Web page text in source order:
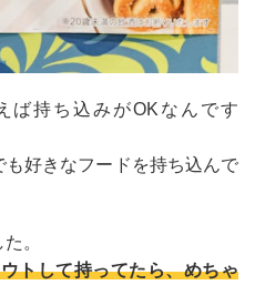
ば持ち込みがOKなんです
好きなフードを持ち込んで
。
トして持ってたら、めちゃ